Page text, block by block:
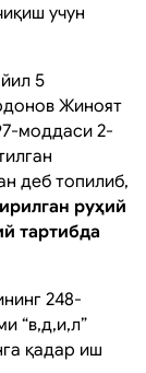
учун
5
Жиноят
моддаси 2-
деб топилиб,
руҳий
тартибда
248-
“в,д,и,л”
қадар иш